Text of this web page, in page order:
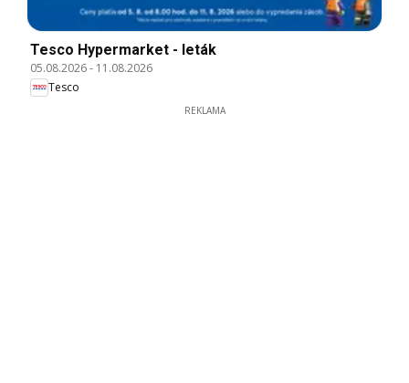
Tesco Hypermarket - leták
05.08.2026- 11.08.2026
Tesco
REKLAMA